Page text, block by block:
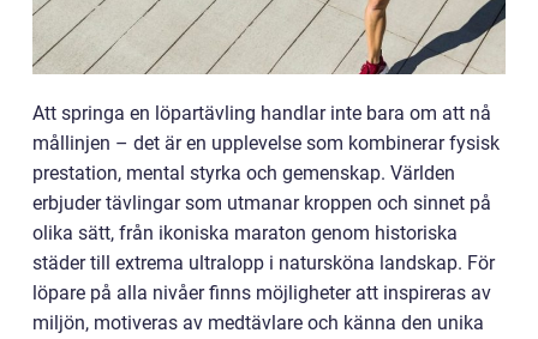
Att springa en löpartävling handlar inte bara om att nå
mållinjen – det är en upplevelse som kombinerar fysisk
prestation, mental styrka och gemenskap. Världen
erbjuder tävlingar som utmanar kroppen och sinnet på
olika sätt, från ikoniska maraton genom historiska
städer till extrema ultralopp i natursköna landskap. För
löpare på alla nivåer finns möjligheter att inspireras av
miljön, motiveras av medtävlare och känna den unika